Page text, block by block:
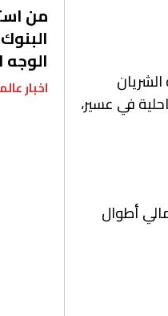
من
اخبار
الشريان
في عسير،
إنشاء هذه العقبة للعام 1980 م، ويبلغ إجمالي أطوال